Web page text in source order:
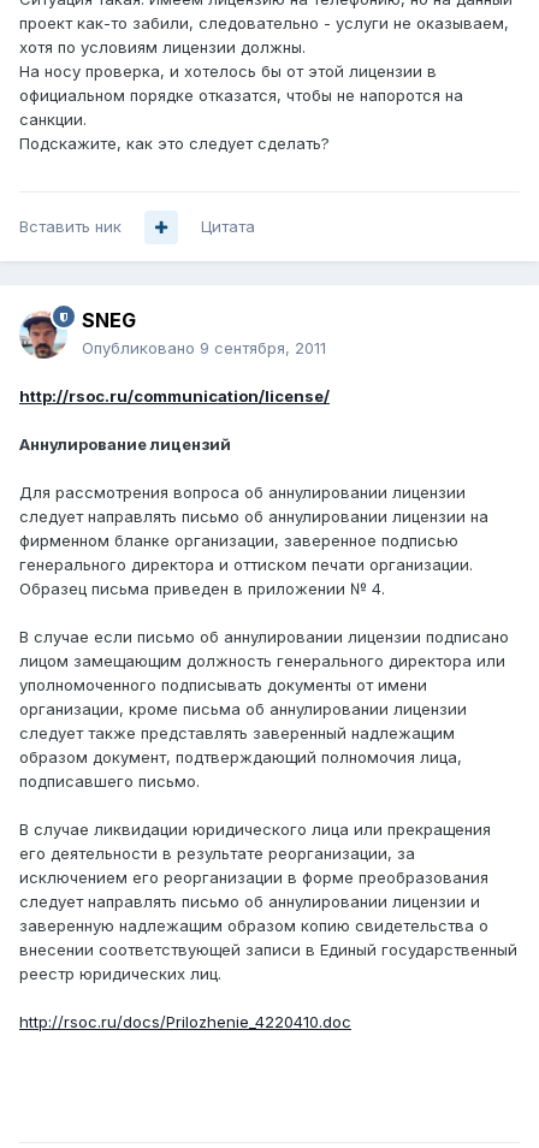
проект как-то забили, следовательно - услуги не оказываем,
хотя по условиям лицензии должны.
На носу проверка, и хотелось бы от этой лицензии в
официальном порядке отказатся, чтобы не напоротся на
санкции.
Подскажите, как это следует сделать?
Вставить ник Цитата
SNEG
Опубликовано 9 сентября, 2011
http://rsoc.ru/communication/license/
Аннулирование лицензий
Для рассмотрения вопроса об аннулировании лицензии
следует направлять письмо об аннулировании лицензии на
фирменном бланке организации, заверенное подписью
генерального директора и оттиском печати организации.
Образец письма приведен в приложении № 4.
В случае если письмо об аннулировании лицензии подписано
лицом замещающим должность генерального директора или
уполномоченного подписывать документы от имени
организации, кроме письма об аннулировании лицензии
следует также представлять заверенный надлежащим
образом документ, подтверждающий полномочия лица,
подписавшего письмо.
В случае ликвидации юридического лица или прекращения
его деятельности в результате реорганизации, за
исключением его реорганизации в форме преобразования
следует направлять письмо об аннулировании лицензии и
заверенную надлежащим образом копию свидетельства о
внесении соответствующей записи в Единый государственный
реестр юридических лиц.
http://rsoc.ru/docs/Prilozhenie_4220410.doc